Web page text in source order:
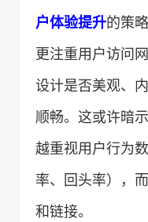
户体验提升​的策
更注重用户访问
设计是否美观、
顺畅。这或许暗示
越重视用户行为
率、回头率），
和链接。